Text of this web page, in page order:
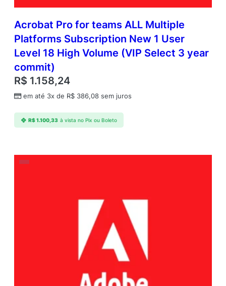
t
i
d
a
d
e
Acrobat Pro for teams ALL Multiple
Platforms Subscription New 1 User
Level 18 High Volume (VIP Select 3 year
commit)
R$ 1.158,24
em até 3x de R$ 386,08 sem juros
R$1.100,33 à vista no Pix ou Boleto